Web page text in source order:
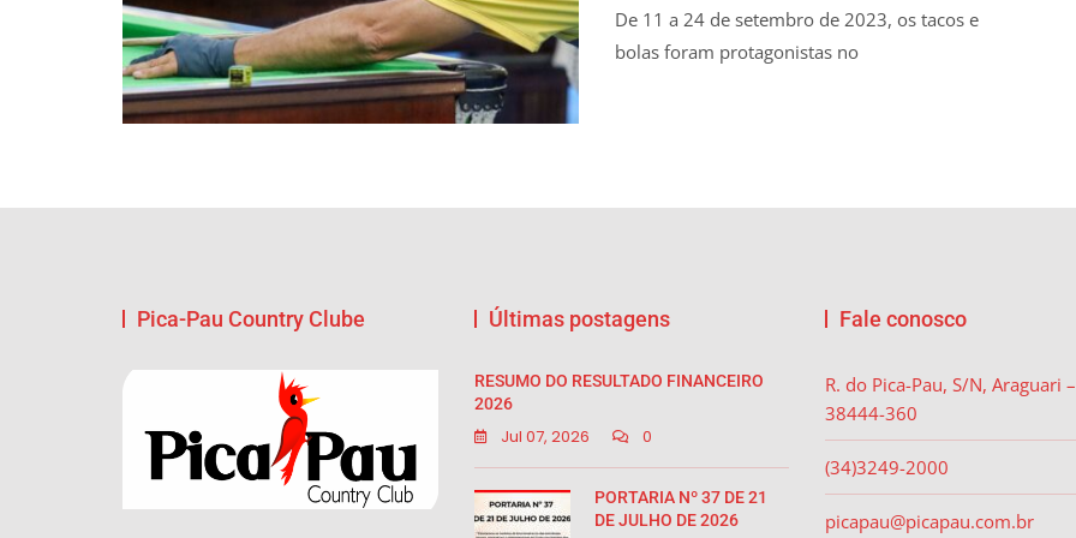
De 11 a 24 de setembro de 2023, os tacos e
bolas foram protagonistas no
Pica-Pau Country Clube Últimas postagens
RESUMO DO RESULTADO FINANCEIRO
2026
Jul 07, 2026 0
PORTARIA Nº 37 DE 21
DE JULHO DE 2026
Fale conosco
R. do Pica-Pau, S/N, Araguari
38444-360
(34)3249-2000
picapau@picapau.com.br